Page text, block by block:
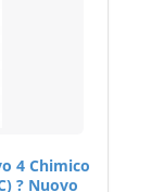
4 Chimico
? Nuovo